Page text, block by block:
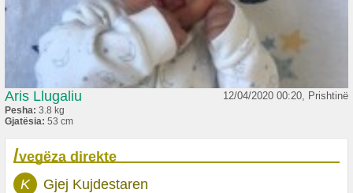
Aris Llugaliu 12/04/2020 00:20, Prishtinë
Pesha: 3.8 kg
Gjatësia: 53 cm
/vegëza direkte
K
Gjej Kujdestaren